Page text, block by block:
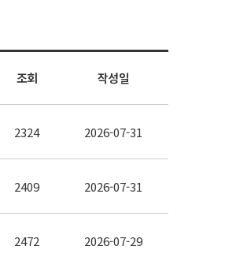
조회 작성일
2324 2026-07-31
2409 2026-07-31
2472 2026-07-29